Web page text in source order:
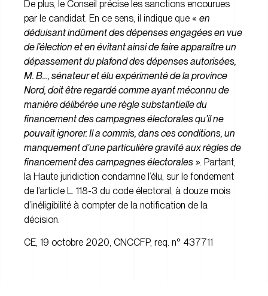
De plus, le Conseil précise les sanctions encourues
par le candidat. En ce sens, il indique que « en
déduisant indûment des dépenses engagées en vue
de l’élection et en évitant ainsi de faire apparaître un
dépassement du plafond des dépenses autorisées,
M. B…, sénateur et élu expérimenté de la province
Nord, doit être regardé comme ayant méconnu de
manière délibérée une règle substantielle du
financement des campagnes électorales qu’il ne
pouvait ignorer. Il a commis, dans ces conditions, un
manquement d’une particulière gravité aux règles de
financement des campagnes électorales ». Partant,
la Haute juridiction condamne l’élu, sur le fondement
de l’article L. 118-3 du code électoral, à douze mois
d’inéligibilité à compter de la notification de la
décision.
CE, 19 octobre 2020, CNCCFP, req. n° 437711